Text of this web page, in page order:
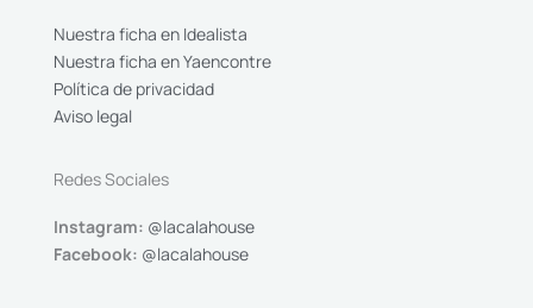
Nuestra ficha en Idealista
Nuestra ficha en Yaencontre
Política de privacidad
Aviso legal
Redes Sociales
Instagram: @lacalahouse
Facebook: @lacalahouse